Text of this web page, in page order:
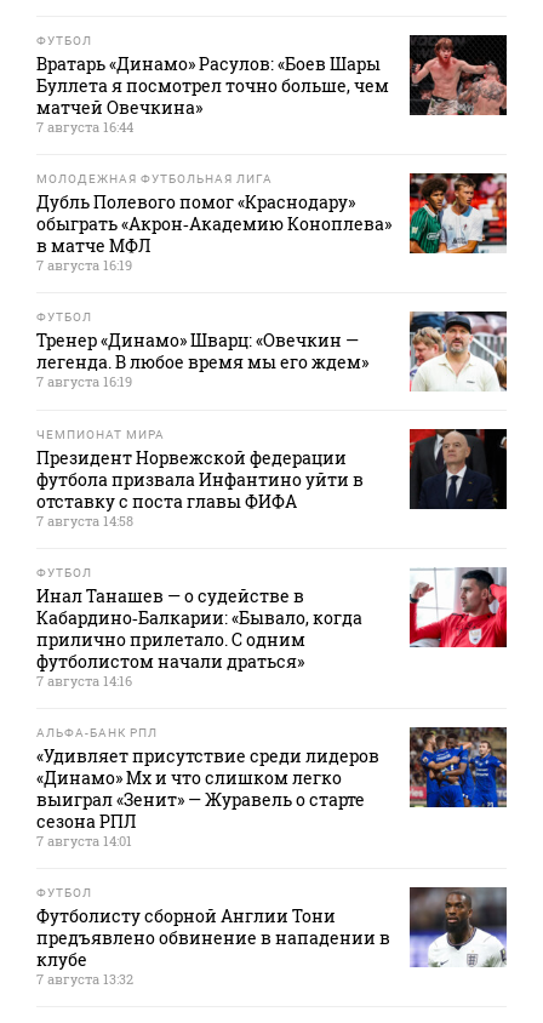
ФУТБОЛ
Вратарь «Динамо» Расулов: «Боев Шары
Буллета я посмотрел точно больше, чем
матчей Овечкина»
7 августа 16:44
МОЛОДЕЖНАЯ ФУТБОЛЬНАЯ ЛИГА
Дубль Полевого помог «Краснодару»
обыграть «Акрон‑Академию Коноплева»
в матче МФЛ
7 августа 16:19
ФУТБОЛ
Тренер «Динамо» Шварц: «Овечкин —
легенда. В любое время мы его ждем»
7 августа 16:19
ЧЕМПИОНАТ МИРА
Президент Норвежской федерации
футбола призвала Инфантино уйти в
отставку с поста главы ФИФА
7 августа 14:58
ФУТБОЛ
Инал Танашев — о судействе в
Кабардино‑Балкарии: «Бывало, когда
прилично прилетало. С одним
футболистом начали драться»
7 августа 14:16
АЛЬФА-БАНК РПЛ
«Удивляет присутствие среди лидеров
«Динамо» Мх и что слишком легко
выиграл «Зенит» — Журавель о старте
сезона РПЛ
7 августа 14:01
ФУТБОЛ
Футболисту сборной Англии Тони
предъявлено обвинение в нападении в
клубе
7 августа 13:32